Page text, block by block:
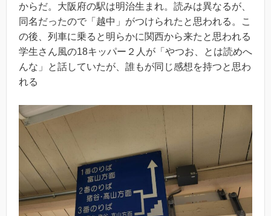
からだ。大阪府の駅は明治生まれ。読みは異なるが、
同名だったので「越中」がつけられたと思われる。こ
の後、列車に乗ると明らかに関西から来たと思われる
学生さん風の18キッパー２人が「やつお、とは読めへ
んな」と話していたが、誰もが同じ感想を持つと思わ
れる